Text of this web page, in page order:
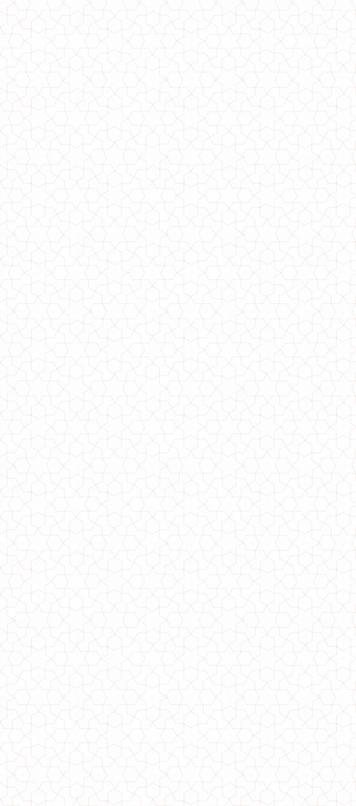
Женское теплое платье оверсайз норма и батал
680.00грн.
Женское платье гольф теплое большого размера
550.00грн.
Стильное платье женское большого размера
1150.00грн.